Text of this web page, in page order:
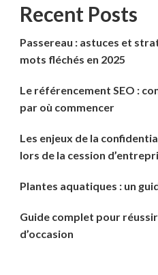
Recent Posts
Passereau : astuces et
mots fléchés en 2025
Le référencement SEO :
par où commencer
Les enjeux de la
lors de la cession
Plantes aquatiques : un
Guide complet pour
d’occasion